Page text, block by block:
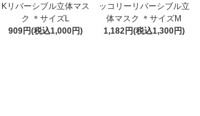
Kリバーシブル立体マス
ク ＊サイズL
909円(税込1,000円)
ッコリーリバーシブル立
体マスク ＊サイズM
1,182円(税込1,300円)